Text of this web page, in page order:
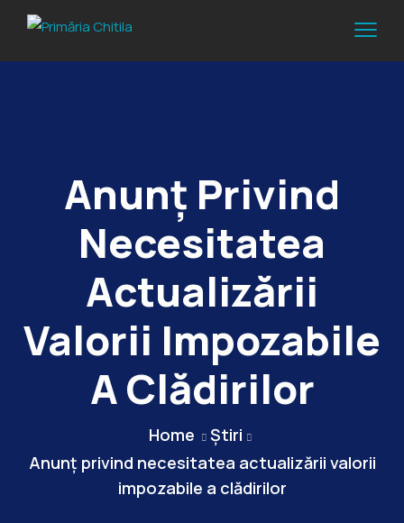
Anunț Privind
Necesitatea
Actualizării
Valorii Impozabile
A Clădirilor
Home
Știri
Anunț privind necesitatea actualizării valorii
impozabile a clădirilor